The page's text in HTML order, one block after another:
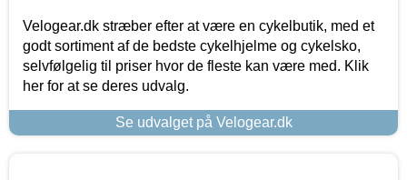
Velogear.dk stræber efter at være en cykelbutik, med et
godt sortiment af de bedste cykelhjelme og cykelsko,
selvfølgelig til priser hvor de fleste kan være med. Klik
her for at se deres udvalg.
Se udvalget på Velogear.dk